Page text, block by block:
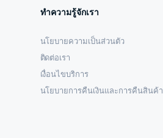
ทำความรู้จักเรา
นโยบายความเป็นส่วนตัว
ติดต่อเรา
เงื่อนไขบริการ
นโยบายการคืนเงินและการคืนสินค้า